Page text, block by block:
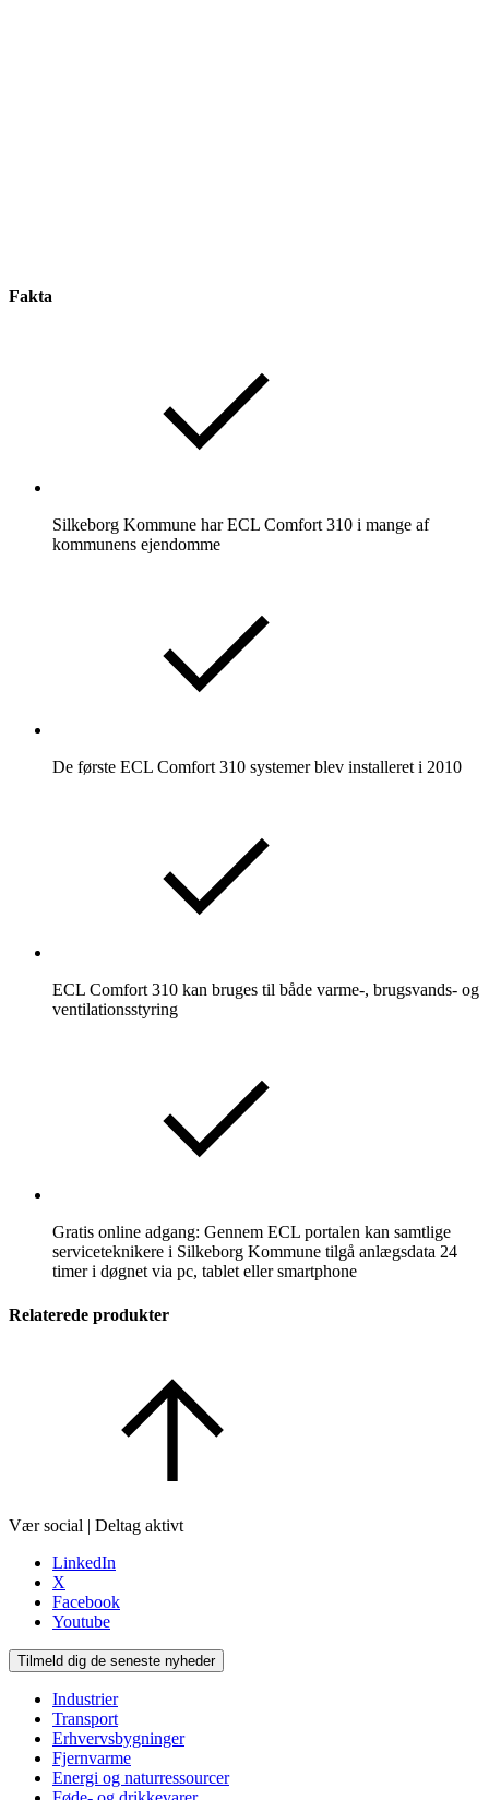
Fakta
Silkeborg Kommune har ECL Comfort 310 i mange af
kommunens ejendomme
De første ECL Comfort 310 systemer blev installeret i 2010
ECL Comfort 310 kan bruges til både varme-, brugsvands- og
ventilationsstyring
Gratis online adgang: Gennem ECL portalen kan samtlige
serviceteknikere i Silkeborg Kommune tilgå anlægsdata 24
timer i døgnet via pc, tablet eller smartphone
Relaterede produkter
Vær social | Deltag aktivt
LinkedIn
X
Facebook
Youtube
Tilmeld dig de seneste nyheder
Industrier
Transport
Erhvervsbygninger
Fjernvarme
Energi og naturressourcer